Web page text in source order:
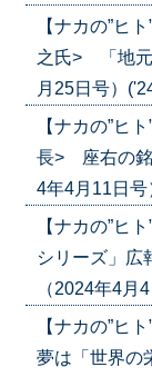
【ナカの”ヒ
之氏> 「地元
月25日号）
【ナカの”ヒ
長> 座右の銘
4年4月11日号
【ナカの”ヒ
シリーズ」
（2024年4月
【ナカの”ヒ
夢は「世界の